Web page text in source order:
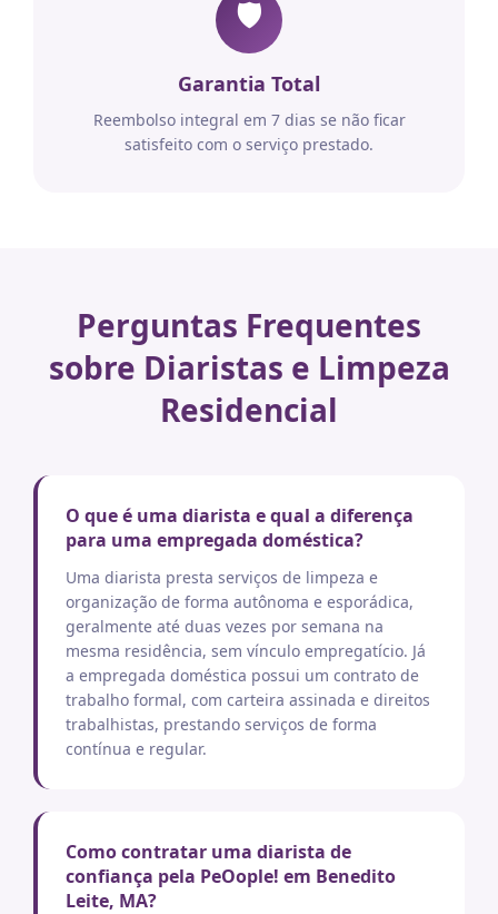
🛡️
Garantia Total
Reembolso integral em 7 dias se não ficar
satisfeito com o serviço prestado.
Perguntas Frequentes
sobre Diaristas e Limpeza
Residencial
O que é uma diarista e qual a diferença
para uma empregada doméstica?
Uma diarista presta serviços de limpeza e
organização de forma autônoma e esporádica,
geralmente até duas vezes por semana na
mesma residência, sem vínculo empregatício. Já
a empregada doméstica possui um contrato de
trabalho formal, com carteira assinada e direitos
trabalhistas, prestando serviços de forma
contínua e regular.
Como contratar uma diarista de
confiança pela PeOople! em Benedito
Leite, MA?